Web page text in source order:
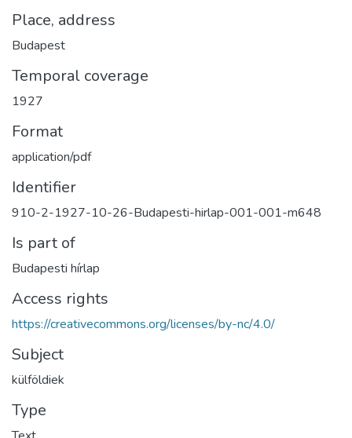
Place, address
Budapest
Temporal coverage
1927
Format
application/pdf
Identifier
910-2-1927-10-26-Budapesti-hirlap-001-001-m648
Is part of
Budapesti hírlap
Access rights
https://creativecommons.org/licenses/by-nc/4.0/
Subject
külföldiek
Type